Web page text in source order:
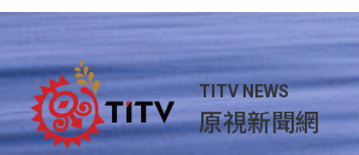
TITV NEWS
原視新聞網